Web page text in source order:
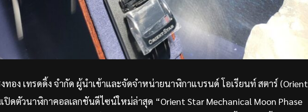
ทอง เทรดดิ้ง จำกัด ผู้นำเข้าและจัดจำหน่ายนาฬิกาแบรนด์ โอเรียนท์ สตาร์ (Orient
ปิดตัวนาฬิกาคอลเลกชันดีไซน์ใหม่ล่าสุด “Orient Star Mechanical Moon Phase